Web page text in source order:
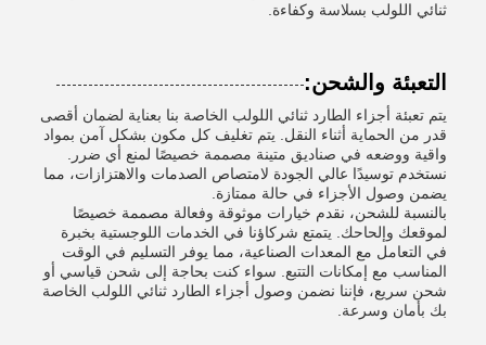
ثنائي اللولب بسلاسة وكفاءة.
التعبئة والشحن:
يتم تعبئة أجزاء الطارد ثنائي اللولب الخاصة بنا بعناية لضمان أقصى
قدر من الحماية أثناء النقل. يتم تغليف كل مكون بشكل آمن بمواد
واقية ووضعه في صناديق متينة مصممة خصيصًا لمنع أي ضرر.
نستخدم توسيدًا عالي الجودة لامتصاص الصدمات والاهتزازات، مما
يضمن وصول الأجزاء في حالة ممتازة.
بالنسبة للشحن، نقدم خيارات موثوقة وفعالة مصممة خصيصًا
لموقعك وإلحاحك. يتمتع شركاؤنا في الخدمات اللوجستية بخبرة
في التعامل مع المعدات الصناعية، مما يوفر التسليم في الوقت
المناسب مع إمكانات التتبع. سواء كنت بحاجة إلى شحن قياسي أو
شحن سريع، فإننا نضمن وصول أجزاء الطارد ثنائي اللولب الخاصة
بك بأمان وسرعة.